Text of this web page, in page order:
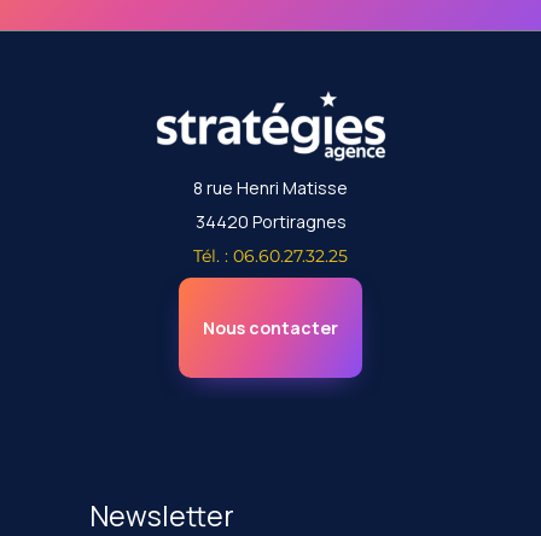
8 rue Henri Matisse
34420 Portiragnes
Tél. : 06.60.27.32.25
Nous contacter
Newsletter